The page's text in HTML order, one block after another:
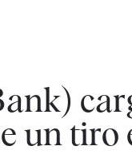
un tiro